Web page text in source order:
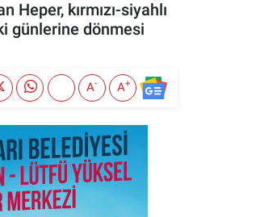
kırmızı-siyahlı
günlerine dönmesi
A- A+